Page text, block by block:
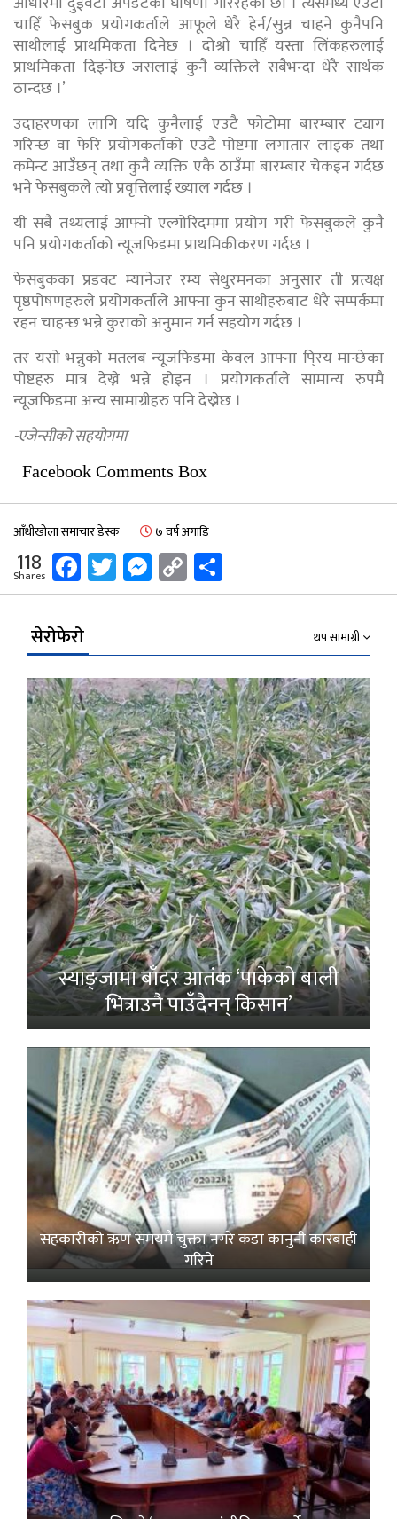
चाहिँ फेसबुक प्रयोगकर्ताले आफूले धेरै हेर्न/सुन्न चाहने कुनैपनि
साथीलाई प्राथमिकता दिनेछ । दोश्रो चाहिँ यस्ता लिंकहरुलाई
प्राथमिकता दिइनेछ जसलाई कुनै व्यक्तिले सबैभन्दा धेरै सार्थक
ठान्दछ ।’
उदाहरणका लागि यदि कुनैलाई एउटै फोटोमा बारम्बार ट्याग
गरिन्छ वा फेरि प्रयोगकर्ताको एउटै पोष्टमा लगातार लाइक तथा
कमेन्ट आउँछन् तथा कुनै व्यक्ति एकै ठाउँमा बारम्बार चेकइन गर्दछ
भने फेसबुकले त्यो प्रवृत्तिलाई ख्याल गर्दछ ।
यी सबै तथ्यलाई आफ्नो एल्गोरिदममा प्रयोग गरी फेसबुकले कुनै
पनि प्रयोगकर्ताको न्यूजफिडमा प्राथमिकीकरण गर्दछ ।
फेसबुकका प्रडक्ट म्यानेजर रम्य सेथुरमनका अनुसार ती प्रत्यक्ष
पृष्ठपोषणहरुले प्रयोगकर्ताले आफ्ना कुन साथीहरुबाट धेरै सम्पर्कमा
रहन चाहन्छ भन्ने कुराको अनुमान गर्न सहयोग गर्दछ ।
तर यसो भन्नुको मतलब न्यूजफिडमा केवल आफ्ना पि्रय मान्छेका
पोष्टहरु मात्र देख्ने भन्ने होइन । प्रयोगकर्ताले सामान्य रुपमै
न्यूजफिडमा अन्य सामाग्रीहरु पनि देख्नेछ ।
-एजेन्सीको सहयोगमा
Facebook Comments Box
आँधीखोला समाचार डेस्क ७ वर्ष अगाडि
118
Shares Facebook
Twitter
Messenger
Copy
Link
सेरोफेरो थप सामाग्री
स्याङ्जामा बाँदर आतंक ‘पाकेको बाली
भित्राउनै पाउँदैनन् किसान’
सहकारीको ऋण समयमै चुक्ता नगरे कडा कानुनी कारबाही
गरिने